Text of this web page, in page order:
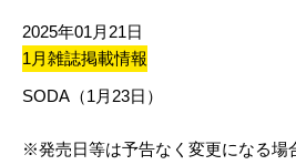
2025年01月21日
1月雑誌掲載情報
SODA（1月23日）
※発売日等は予告なく変更になる場